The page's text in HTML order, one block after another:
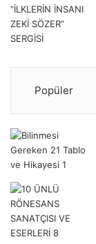
Popüler